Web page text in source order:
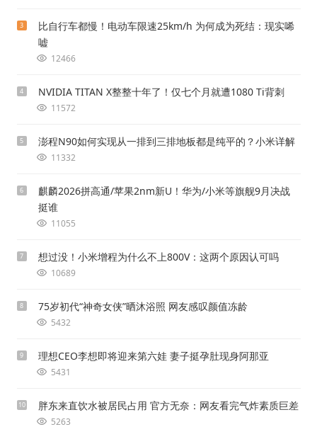
3
比自行车都慢！电动车限速25km/h 为何成为死结：现实唏
嘘
12466
4 NVIDIA TITAN X整整十年了！仅七个月就遭1080 Ti背刺
11572
5 澎程N90如何实现从一排到三排地板都是纯平的？小米详解
11332
6
麒麟2026拼高通/苹果2nm新U！华为/小米等旗舰9月决战
挺谁
11055
7 想过没！小米增程为什么不上800V：这两个原因认可吗
10689
8 75岁初代“神奇女侠”晒沐浴照 网友感叹颜值冻龄
5432
9 理想CEO李想即将迎来第六娃 妻子挺孕肚现身阿那亚
5431
10 胖东来直饮水被居民占用 官方无奈：网友看完气炸素质巨差
5263